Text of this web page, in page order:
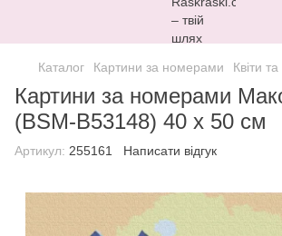
Каталог Картини за номерами Квіти
Картини за номерами
(BSM-B53148) 40 х 50 см
Артикул: 255161 Написати відгук